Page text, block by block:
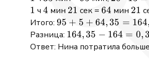
160
240
\cdot
15 =
300
1
1 ч 4
4 мин 21
21 сек = 64
64 мин 21
21
Итого: 95 + 5
+
64,35
95 + 5 + 64, 35 = 164,
Разница: 164,35
- 164
164,35 − 164 = 0,
Ответ: Нина потратила